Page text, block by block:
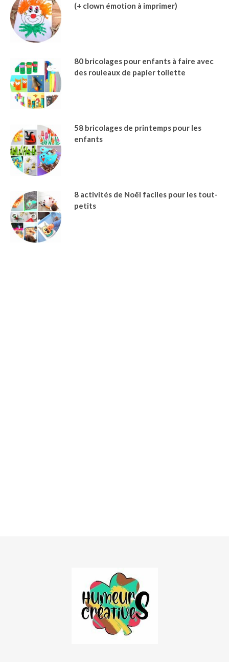
(+ clown émotion à imprimer)
80 bricolages pour enfants à faire avec
des rouleaux de papier toilette
58 bricolages de printemps pour les
enfants
8 activités de Noël faciles pour les tout-
petits